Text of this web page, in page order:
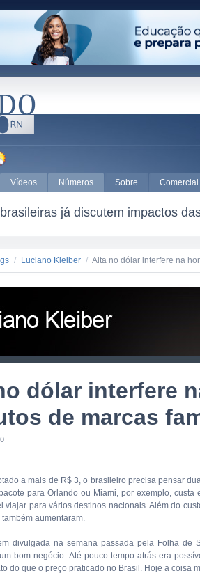
Vídeos Números Sobre Comercial
já discutem impactos
/ Luciano Kleiber / Alta no dólar interfere na
dólar interfere
de marcas
a mais de R$ 3, o brasileiro precisa pensar
para Orlando ou Miami, por exemplo,
viajar para vários destinos nacionais. Além do
aumentaram.
divulgada na semana passada pela Folha de
bom negócio. Até pouco tempo atrás era
do que o preço praticado no Brasil. Hoje a coisa